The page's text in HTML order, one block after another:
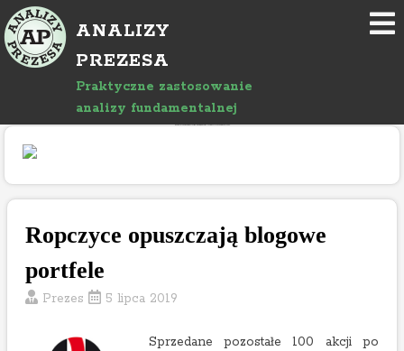
o
ANALIZY
PREZESA
Praktyczne zastosowanie
analizy fundamentalnej
Ropczyce opuszczają blogowe
portfele
Prezes 5 lipca 2019
Sprzedane pozostałe 100 akcji po